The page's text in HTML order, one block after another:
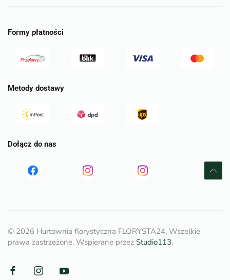
Formy płatności
Metody dostawy
Dołącz do nas
© 2026 Hurtownia florystyczna FLORYSTA24. Wszelkie
prawa zastrzeżone. Wspierane przez Studio113.